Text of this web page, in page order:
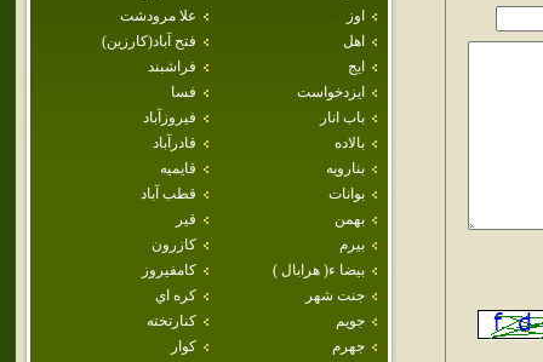
اوز
علا مرودشت
اهل
فتح آباد(كارزين)
ايج
فراشبند
ايزدخواست
فسا
باب انار
فيروزآباد
بالاده
قادرآباد
بنارويه
قايميه
بوانات
قطب آباد
بهمن
قير
بيرم
كازرون
بيضا ء( هرابال )
كامفيروز
جنت شهر
كره اي
جويم
كنارتخته
جهرم
كوار